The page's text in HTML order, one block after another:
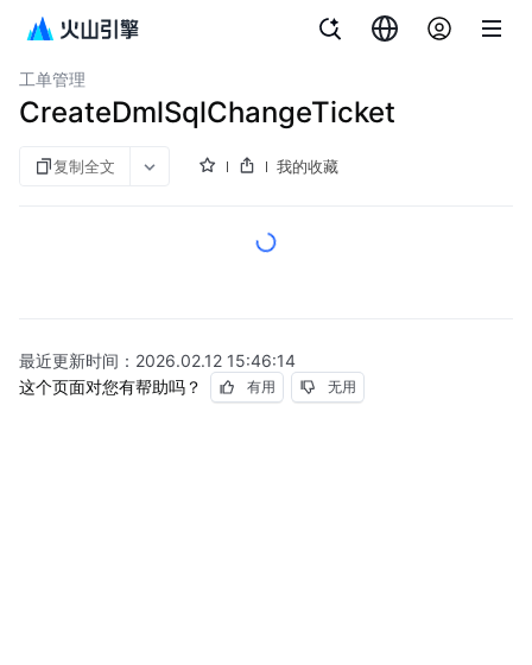
数据库工作台
工单管理
CreateDmlSqlChangeTicket
复制全文 我的收藏
最近更新时间： 2026.02.12 15:46:14
这个页面对您有帮助吗？
有用 无用